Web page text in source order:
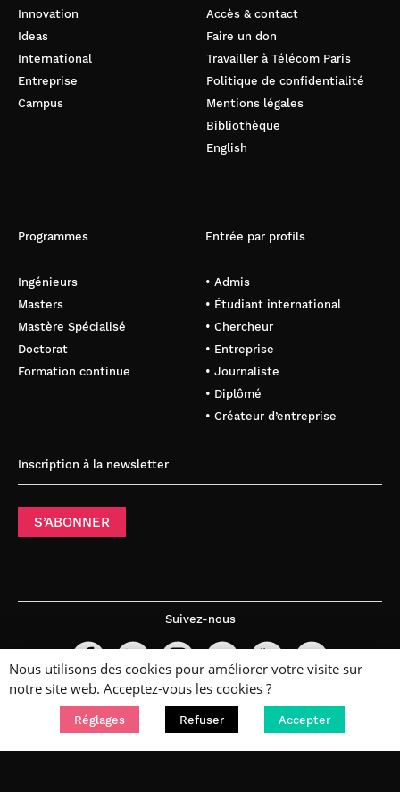
Innovation
Ideas
International
Entreprise
Campus
Accès & contact
Faire un don
Travailler à Télécom Paris
Politique de confidentialité
Mentions légales
Bibliothèque
English
Programmes
Ingénieurs
Masters
Mastère Spécialisé
Doctorat
Formation continue
Entrée par profils
• Admis
• Étudiant international
• Chercheur
• Entreprise
• Journaliste
• Diplômé
• Créateur d’entreprise
Inscription à la newsletter
S’ABONNER
Suivez-nous
Nous utilisons des cookies pour améliorer votre visite sur
notre site web. Acceptez-vous les cookies ?
Réglages Refuser Accepter